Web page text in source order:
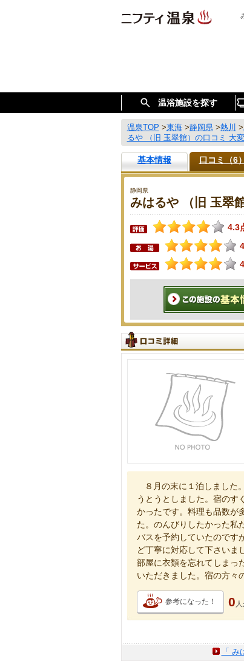
温浴施設を探す
温泉TOP >東海>静岡県>熱川 >
るや （旧 玉翠館）の口コミ 大
基本情報 口コミ（6）
静岡県
みはるや （旧 玉翠館
4.3
８月の末に１泊しました
うとうとしました。宿のす
かったです。料理も品数が
た。のんびりしたかった私
バスを予約していたのです
ど丁寧に対応して下さいま
部屋に衣類を忘れてしまっ
いただきました。宿の方々
参考になった！ 0
「